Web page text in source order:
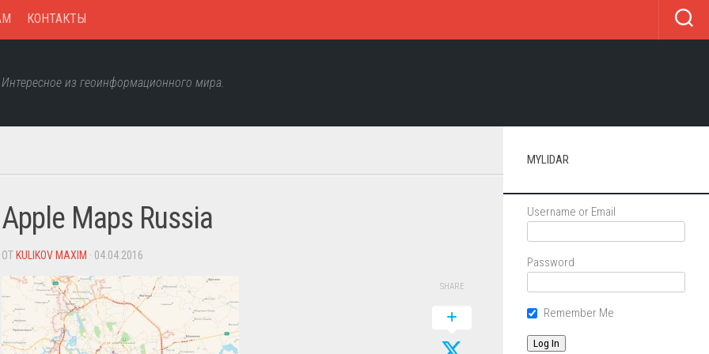
КОНТАКТЫ
Интересное из геоинформационного мира.
Apple Maps Russia
ОТ KULIKOV MAXIM · 04.04.2016
SHARE
MYLIDAR
Username or Email
Password
Remember Me